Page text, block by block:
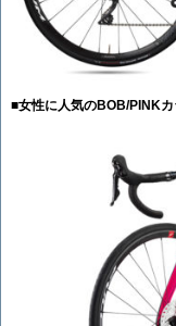
■女性に人気のBOB/PINKカ